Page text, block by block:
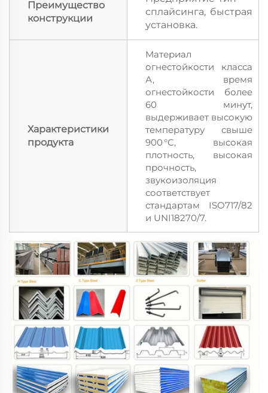
Преимущество
конструкции
сплайсинга, быстрая
установка.
Характеристики
продукта
Материал
огнестойкости класса
А, время
огнестойкости более
60 минут,
выдерживает высокую
температуру свыше
900 °C, высокая
плотность, высокая
прочность,
звукоизоляция
соответствует
стандартам ISO717/82
и UNI18270/7.